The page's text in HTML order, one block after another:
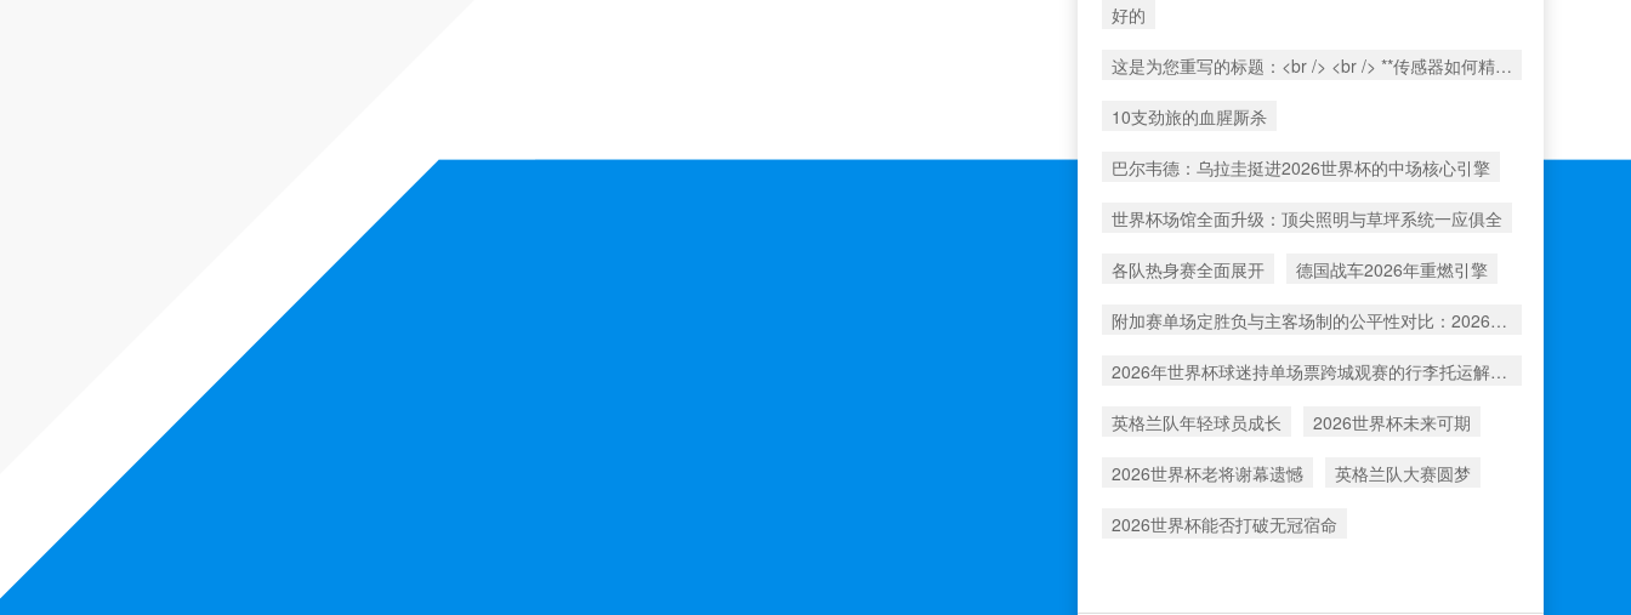
好的
这是为您重写的标题：<br /> <br /> **传感器如何精准捕捉北美世界杯射门时的瞬时球速**
10支劲旅的血腥厮杀
巴尔韦德：乌拉圭挺进2026世界杯的中场核心引擎
世界杯场馆全面升级：顶尖照明与草坪系统一应俱全
各队热身赛全面展开 德国战车2026年重燃引擎
附加赛单场定胜负与主客场制的公平性对比：2026年世界杯前瞻
2026年世界杯球迷持单场票跨城观赛的行李托运解决方案
英格兰队年轻球员成长 2026世界杯未来可期
2026世界杯老将谢幕遗憾 英格兰队大赛圆梦
2026世界杯能否打破无冠宿命